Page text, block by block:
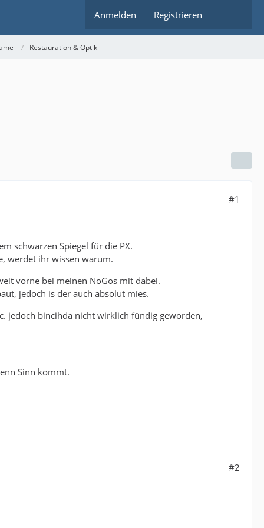
Anmelden Registrieren
Restauration & Optik
#1
schwarzen Spiegel für die PX.
werdet ihr wissen warum.
vorne bei meinen NoGos mit dabei.
jedoch is der auch absolut mies.
jedoch bincihda nicht wirklich fündig geworden,
Sinn kommt.
#2